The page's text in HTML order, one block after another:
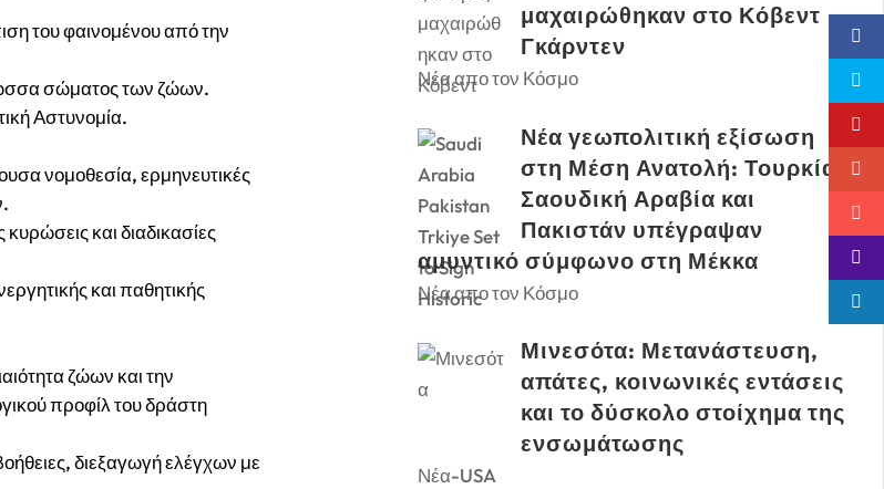
του φαινομένου από την
σώματος των ζώων.
Αστυνομία.
νομοθεσία, ερμηνευτικές
και διαδικασίες
και παθητικής
ζώων και την
προφίλ του δράστη
διεξαγωγή ελέγχων με
μαχαιρώθηκαν στο Κόβεντ
Γκάρντεν
Νέα απο τον Κόσμο
Νέα γεωπολιτική εξίσωση
στη Μέση Ανατολή: Τουρκία,
Σαουδική Αραβία και
Πακιστάν υπέγραψαν
αμυντικό σύμφωνο στη Μέκκα
Νέα απο τον Κόσμο
Μινεσότα: Μετανάστευση,
απάτες, κοινωνικές εντάσεις
και το δύσκολο στοίχημα της
ενσωμάτωσης
Νέα-USA